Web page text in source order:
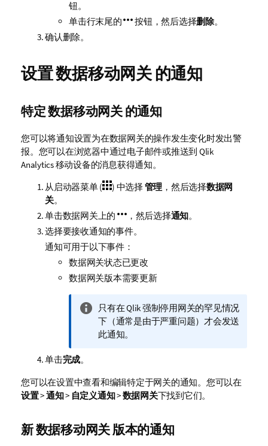
钮。
单击行末尾的
按钮，然后选择删除。
确认删除。
设置数据移动网关的通知
特定数据移动网关的通知
您可以将通知设置为在数据网关的操作发生变化时发出警
报。您可以在浏览器中通过电子邮件或推送到 Qlik
Analytics移动设备的消息获得通知。
从启动器菜单 (
) 中选择 管理 ，然后选择数据网
关。
单击数据网关上的
，然后选择通知。
选择要接收通知的事件。
通知可用于以下事件：
数据网关状态已更改
数据网关版本需要更新
信
息
注
只有在 Qlik 强制停用网关的罕见情况
下（通常是由于严重问题）才会发送
此通知。
单击完成。
您可以在设置中查看和编辑特定于网关的通知。您可以在
设置>通知> 自定义通知>数据网关下找到它们。
新数据移动网关版本的通知